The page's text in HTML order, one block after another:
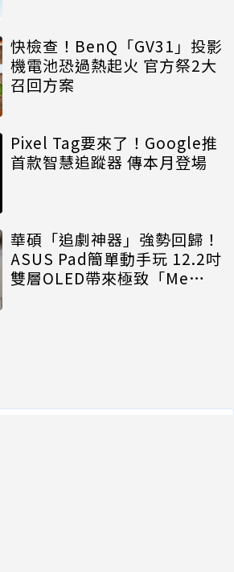
快檢查！BenQ「GV31」投影
機電池恐過熱起火 官方祭2大
召回方案
Pixel Tag要來了！Google推
首款智慧追蹤器 傳本月登場
華碩「追劇神器」強勢回歸！
ASUS Pad簡單動手玩 12.2吋
雙層OLED帶來極致「Me